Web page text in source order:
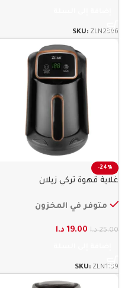
SKU: ZLN2396
-24%
غلاية قهوة تركي زيلان
متوفر في المخزون
25.00 د.ا 19.00 د.ا
SKU: ZLN1139